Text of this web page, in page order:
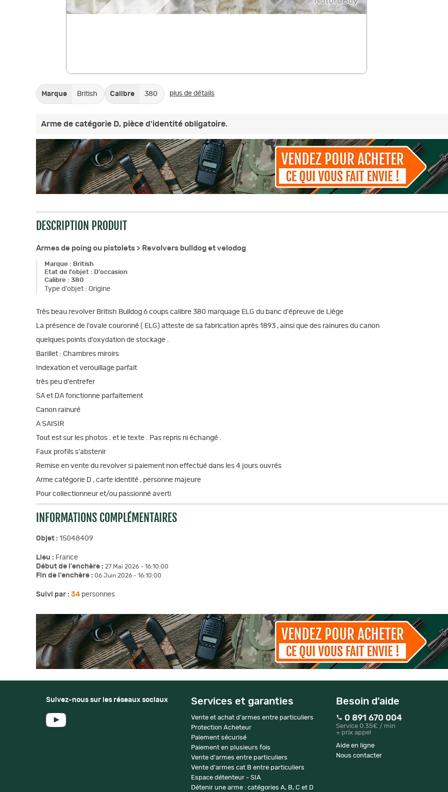
Marque British Calibre 380 plus de détails
Arme de catégorie D, pièce d'identité obligatoire.
DESCRIPTION PRODUIT
Armes de poing ou pistolets > Revolvers bulldog et velodog
Marque : British
Etat de l'objet : D'occasion
Calibre : 380
Type d'objet : Origine
Très beau revolver British Bulldog 6 coups calibre 380 marquage ELG du banc d'épreuve de Liège
La présence de l'ovale couronné ( ELG) atteste de sa fabrication après 1893 , ainsi que des rainures du canon
quelques points d'oxydation de stockage .
Barillet : Chambres miroirs
Indexation et verouillage parfait
très peu d'entrefer
SA et DA fonctionne parfaitement
Canon rainuré
A SAISIR
Tout est sur les photos . et le texte . Pas repris ni échangé .
Faux profils s'abstenir
Remise en vente du revolver si paiement non effectué dans les 4 jours ouvrés
Arme catégorie D , carte identité , personne majeure
Pour collectionneur et/ou passionné averti
INFORMATIONS COMPLÉMENTAIRES
Objet : 15048409
Lieu : France
Début de l'enchère : 27 Mai 2026 - 16:10:00
Fin de l'enchère : 06 Juin 2026 - 16:10:00
Suivi par : 34 personnes
Suivez-nous sur les réseaux sociaux Services et garanties
Vente et achat d'armes entre particuliers
Protection Acheteur
Paiement sécurisé
Paiement en plusieurs fois
Vente d'armes entre particuliers
Vente d'armes cat B entre particuliers
Espace détenteur - SIA
Détenir une arme : catégories A, B, C et D
Besoin d'aide
0 891 670 004
Service 0.35€ / min
+ prix appel
Aide en ligne
Nous contacter